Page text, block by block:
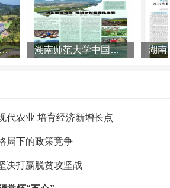
。否则，一些专家学者此前所认定乡
建人类社会最理想最美好的存在形态
们信服。
过，真正把乡愁情绪拥入胸中并且有
地上跌打滚爬以养家糊口的农民大
知识分子和朝廷官员为主体的社会精
民既少文化也无闲暇，更不屑于干这
村的现代变迁是一道美丽的风景线 湖南师范大学中国乡村振兴研究院课题组:突出地域特色 推进乡村
代农业 培育经济新增长点
局下的政策竞争
决打赢脱贫攻坚战